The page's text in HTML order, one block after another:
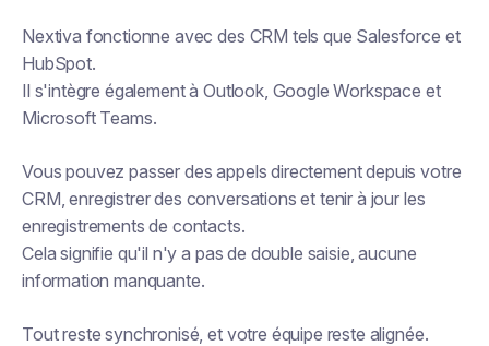
Nextiva fonctionne avec des CRM tels que Salesforce et
HubSpot.
Il s'intègre également à Outlook, Google Workspace et
Microsoft Teams.
Vous pouvez passer des appels directement depuis votre
CRM, enregistrer des conversations et tenir à jour les
enregistrements de contacts.
Cela signifie qu'il n'y a pas de double saisie, aucune
information manquante.
Tout reste synchronisé, et votre équipe reste alignée.